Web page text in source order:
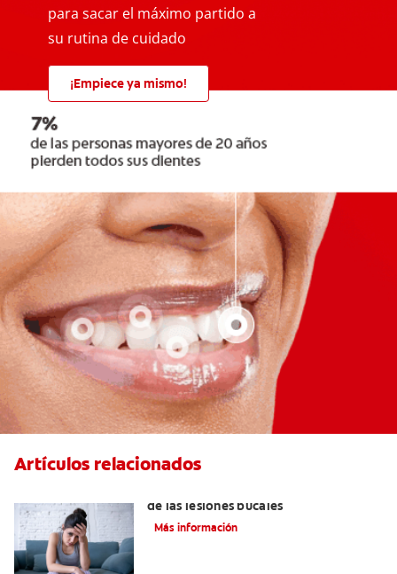
para sacar el máximo partido a
su rutina de cuidado
¡Empiece ya mismo!
Artículos relacionados
de las lesiones bucales
Más información